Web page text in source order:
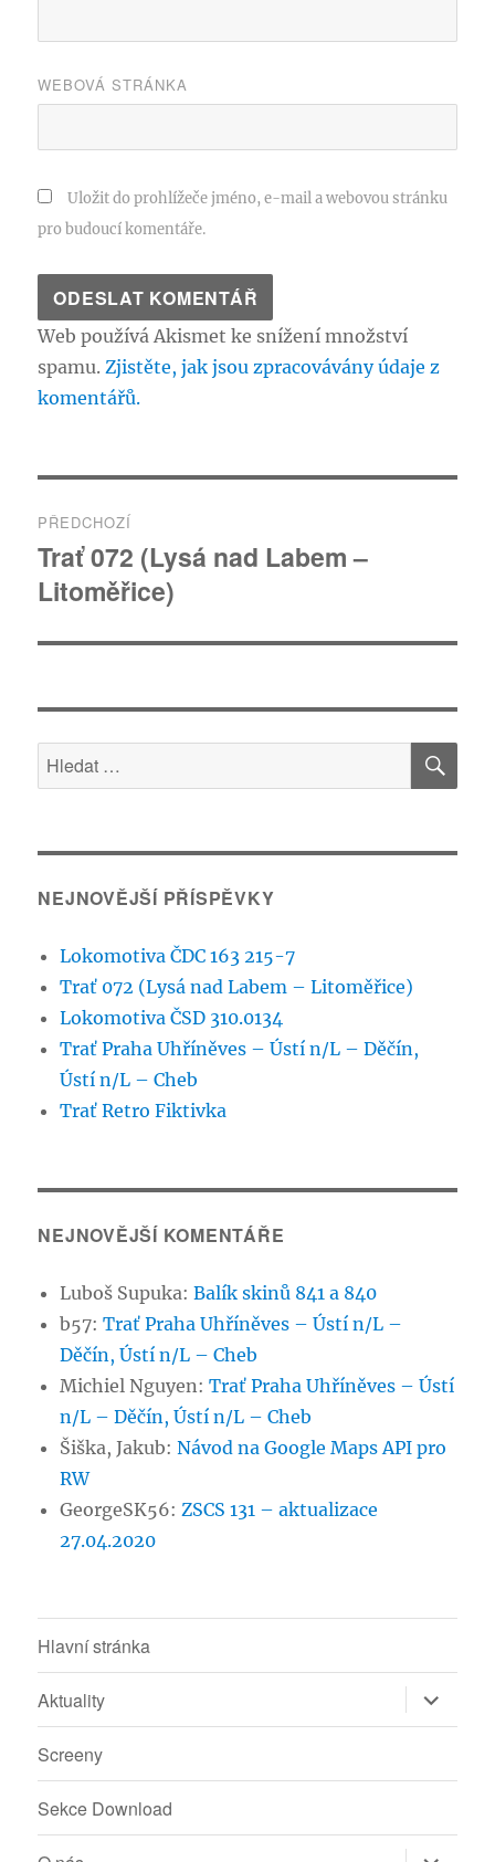
WEBOVÁ STRÁNKA
Uložit do prohlížeče jméno, e-mail a webovou stránku
pro budoucí komentáře.
Web používá Akismet ke snížení množství
spamu.Zjistěte, jak jsou zpracovávány údaje z
komentářů.
pro
příspěvek
PŘEDCHOZÍ
Předchozí
příspěvek:
Trať 072 (Lysá nad Labem –
Litoměřice)
Hledat:
NEJNOVĚJŠÍ PŘÍSPĚVKY
Lokomotiva ČDC 163 215-7
Trať 072 (Lysá nad Labem – Litoměřice)
Lokomotiva ČSD 310.0134
Trať Praha Uhříněves – Ústí n/L – Děčín,
Ústí n/L – Cheb
Trať Retro Fiktivka
NEJNOVĚJŠÍ KOMENTÁŘE
Luboš Supuka:Balík skinů 841 a 840
b57:Trať Praha Uhříněves – Ústí n/L –
Děčín, Ústí n/L – Cheb
Michiel Nguyen:Trať Praha Uhříněves – Ústí
n/L – Děčín, Ústí n/L – Cheb
Šiška, Jakub:Návod na Google Maps API pro
RW
GeorgeSK56:ZSCS 131 – aktualizace
27.04.2020
Hlavní stránka
Aktuality Zobrazit
položky
Screeny
Sekce Download
Zobrazit